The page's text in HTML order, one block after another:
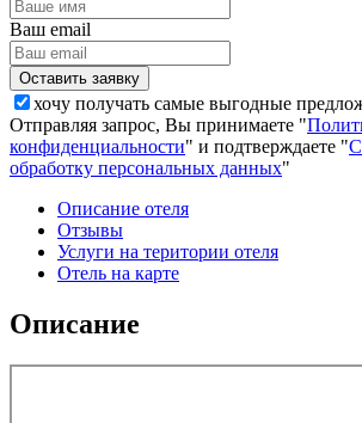
Ваш email
хочу получать самые выгодные
Отправляя запрос, Вы принимаете "
конфиденциальности" и подтверждаете "
обработку персональных данных"
Описание отеля
Отзывы
Услуги на територии отеля
Отель на карте
Описание